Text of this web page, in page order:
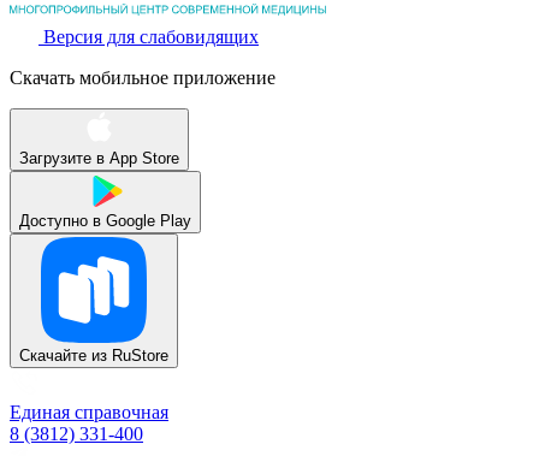
Версия для слабовидящих
Скачать мобильное приложение
Загрузите в App Store
Доступно в Google Play
Скачайте из RuStore
Единая справочная
8 (3812) 331-400